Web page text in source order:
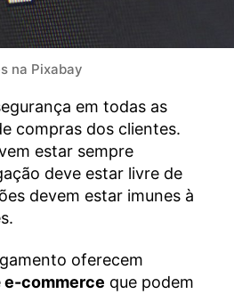
na Pixabay
em todas as
compras dos clientes.
estar sempre
deve estar livre de
devem estar imunes à
oferecem
e-commerce que podem